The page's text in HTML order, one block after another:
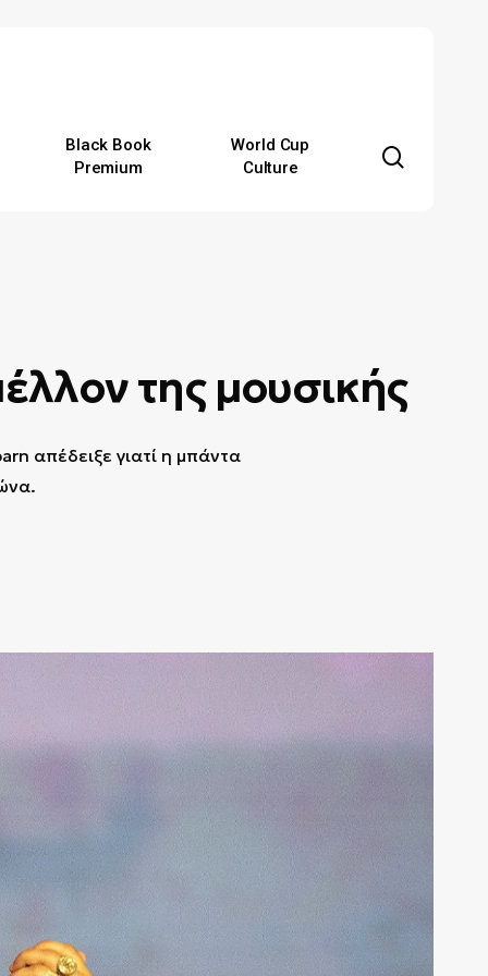
Black Book
Premium
World Cup
Culture
της μουσικής
απέδειξε γιατί η μπάντα